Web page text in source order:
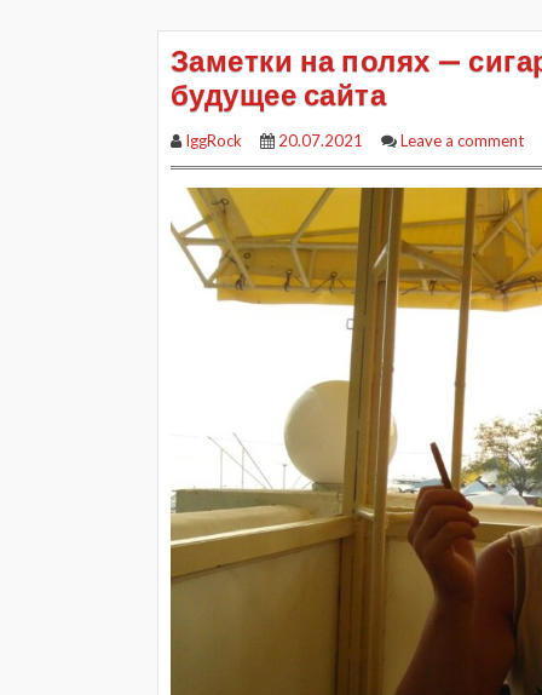
Заметки на полях —
будущее сайта
IggRock 20.07.2021 Leave a comment